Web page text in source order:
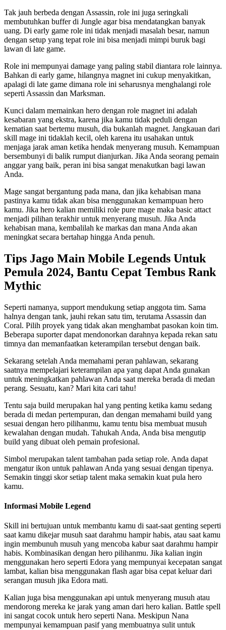
Tak jauh berbeda dengan Assassin, role ini juga seringkali
membutuhkan buffer di Jungle agar bisa mendatangkan banyak
uang. Di early game role ini tidak menjadi masalah besar, namun
dengan setup yang tepat role ini bisa menjadi mimpi buruk bagi
lawan di late game.
Role ini mempunyai damage yang paling stabil diantara role lainnya.
Bahkan di early game, hilangnya magnet ini cukup menyakitkan,
apalagi di late game dimana role ini seharusnya menghalangi role
seperti Assassin dan Marksman.
Kunci dalam memainkan hero dengan role magnet ini adalah
kesabaran yang ekstra, karena jika kamu tidak peduli dengan
kematian saat bertemu musuh, dia bukanlah magnet. Jangkauan dari
skill mage ini tidaklah kecil, oleh karena itu usahakan untuk
menjaga jarak aman ketika hendak menyerang musuh. Kemampuan
bersembunyi di balik rumput dianjurkan. Jika Anda seorang pemain
anggar yang baik, peran ini bisa sangat menakutkan bagi lawan
Anda.
Mage sangat bergantung pada mana, dan jika kehabisan mana
pastinya kamu tidak akan bisa menggunakan kemampuan hero
kamu. Jika hero kalian memiliki role pure mage maka basic attact
menjadi pilihan terakhir untuk menyerang musuh. Jika Anda
kehabisan mana, kembalilah ke markas dan mana Anda akan
meningkat secara bertahap hingga Anda penuh.
Tips Jago Main Mobile Legends Untuk
Pemula 2024, Bantu Cepat Tembus Rank
Mythic
Seperti namanya, support mendukung setiap anggota tim. Sama
halnya dengan tank, jauhi rekan satu tim, terutama Assassin dan
Coral. Pilih proyek yang tidak akan menghambat pasokan koin tim.
Beberapa suporter dapat mendonorkan darahnya kepada rekan satu
timnya dan memanfaatkan keterampilan tersebut dengan baik.
Sekarang setelah Anda memahami peran pahlawan, sekarang
saatnya mempelajari keterampilan apa yang dapat Anda gunakan
untuk meningkatkan pahlawan Anda saat mereka berada di medan
perang. Sesuatu, kan? Mari kita cari tahu!
Tentu saja build merupakan hal yang penting ketika kamu sedang
berada di medan pertempuran, dan dengan memahami build yang
sesuai dengan hero pilihanmu, kamu tentu bisa membuat musuh
kewalahan dengan mudah. Tahukah Anda, Anda bisa mengutip
build yang dibuat oleh pemain profesional.
Simbol merupakan talent tambahan pada setiap role. Anda dapat
mengatur ikon untuk pahlawan Anda yang sesuai dengan tipenya.
Semakin tinggi skor setiap talent maka semakin kuat pula hero
kamu.
Informasi Mobile Legend
Skill ini bertujuan untuk membantu kamu di saat-saat genting seperti
saat kamu dikejar musuh saat darahmu hampir habis, atau saat kamu
ingin membunuh musuh yang mencoba kabur saat darahmu hampir
habis. Kombinasikan dengan hero pilihanmu. Jika kalian ingin
menggunakan hero seperti Edora yang mempunyai kecepatan sangat
lambat, kalian bisa menggunakan flash agar bisa cepat keluar dari
serangan musuh jika Edora mati.
Kalian juga bisa menggunakan api untuk menyerang musuh atau
mendorong mereka ke jarak yang aman dari hero kalian. Battle spell
ini sangat cocok untuk hero seperti Nana. Meskipun Nana
mempunyai kemampuan pasif yang membuatnya sulit untuk